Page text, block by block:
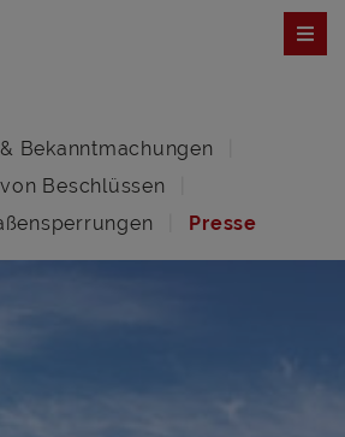
Bekanntmachungen
Beschlüssen
Presse